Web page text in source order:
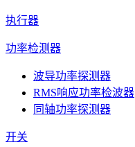
执行器
功率检测器
波导功率探测器
RMS响应功率检波器
同轴功率探测器
开关